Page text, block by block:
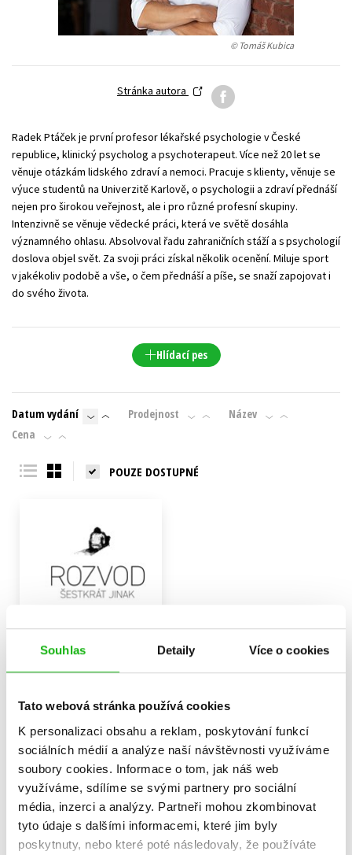
Souhlas Detaily Více o cookies
Tato webová stránka používá cookies
K personalizaci obsahu a reklam, poskytování funkcí
sociálních médií a analýze naší návštěvnosti využíváme
soubory cookies. Informace o tom, jak náš web
využíváme, sdílíme se svými partnery pro sociální
média, inzerci a analýzy. Partneři mohou zkombinovat
tyto údaje s dalšími informacemi, které jim byly
poskytnuty, nebo které poté následovaly, že používáte
Zahraniční literatura Zdraví a životní styl
© Tomáš Kubica
Stránka autora
Radek Ptáček je první profesor lékařské psychologie v České
republice, klinický psycholog a psychoterapeut. Více než 20 let se
věnuje otázkám lidského zdraví a nemoci. Pracuje s klienty, věnuje se
výuce studentů na Univerzitě Karlově, o psychologii a zdraví přednáší
nejen pro širokou veřejnost, ale i pro různé profesní skupiny.
Intenzivně se věnuje vědecké práci, která ve světě dosáhla
významného ohlasu. Absolvoval řadu zahraničních stáží a s psychologií
doslova objel svět. Za svoji práci získal několik ocenění. Miluje sport
v jakékoliv podobě a vše, o čem přednáší a píše, se snaží zapojovat i
do svého života.
Hlídací pes
Datum vydání Prodejnost
Název
Cena
POUZE DOSTUPNÉ
Petra Soukupová,
Radek Ptáček ,
Jarmila Štuková,
Pavel Bušta ,
Petra Dvořáková ,
Michal Sýkora
Tereza Semotamová,
Ondřej Buddeus
111 Kč369 Kč
Do košíku